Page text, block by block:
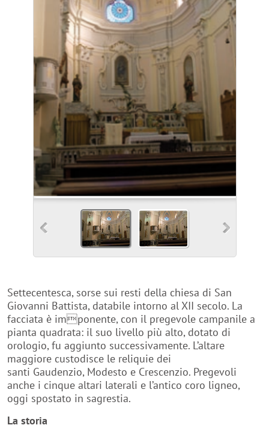
facciata è imponente, con il pregevole campanile a
pianta quadrata: il suo livello più alto, dotato di
orologio, fu aggiunto successivamente. L’altare
maggiore custodisce le reliquie dei
santi Gaudenzio, Modesto e Crescenzio. Pregevoli
anche i cinque altari laterali e l’antico coro ligneo,
oggi spostato in sagrestia.
La storia
Correva l’anno 1726 quando venne introdotto il culto